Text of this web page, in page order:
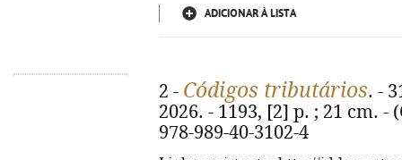
ADICIONAR À LISTA
2 - Códigos tributários. -
2026. - 1193, [2] p. ; 21 cm.
978-989-40-3102-4